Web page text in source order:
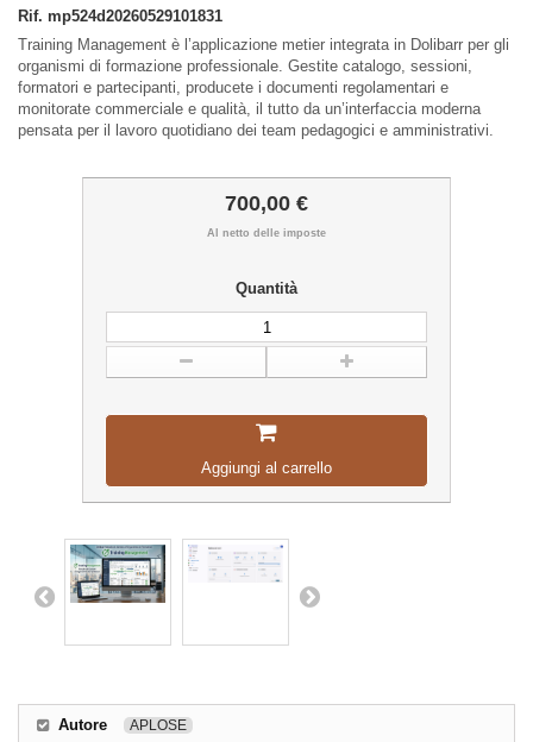
Rif. mp524d20260529101831
Training Management è l’applicazione metier integrata in Dolibarr per gli
organismi di formazione professionale. Gestite catalogo, sessioni,
formatori e partecipanti, producete i documenti regolamentari e
monitorate commerciale e qualità, il tutto da un’interfaccia moderna
pensata per il lavoro quotidiano dei team pedagogici e amministrativi.
700,00 €
Al netto delle imposte
Quantità
Aggiungi al carrello
Autore APLOSE